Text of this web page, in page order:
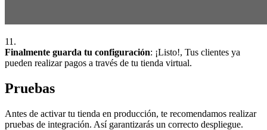
11.
Finalmente guarda tu configuración: ¡Listo!, Tus clientes ya
pueden realizar pagos a través de tu tienda virtual.
Pruebas
Antes de activar tu tienda en producción, te recomendamos realizar
pruebas de integración. Así garantizarás un correcto despliegue.